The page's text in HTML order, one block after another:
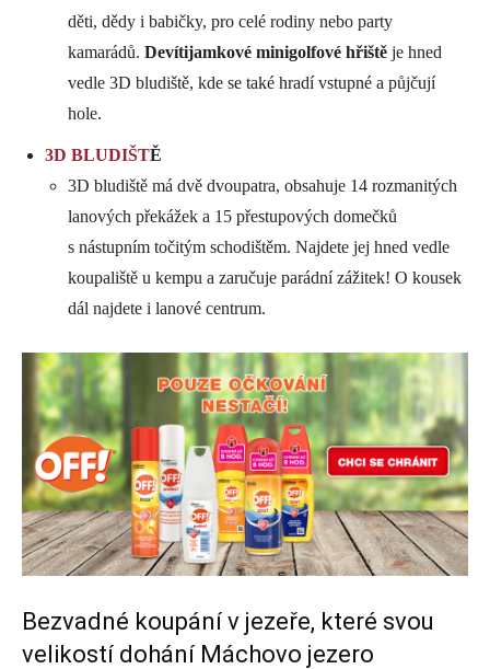
děti, dědy i babičky, pro celé rodiny nebo party
kamarádů. Devítijamkové minigolfové hřiště je hned
vedle 3D bludiště, kde se také hradí vstupné a půjčují
hole.
3D BLUDIŠTĚ
3D bludiště má dvě dvoupatra, obsahuje 14 rozmanitých
lanových překážek a 15 přestupových domečků
s nástupním točitým schodištěm. Najdete jej hned vedle
koupaliště u kempu a zaručuje parádní zážitek! O kousek
dál najdete i lanové centrum.
Bezvadné koupání v jezeře, které svou
velikostí dohání Máchovo jezero